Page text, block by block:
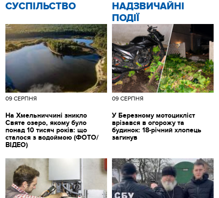
CУСПІЛЬСТВО
09 СЕРПНЯ
На Хмельниччині зникло
Святе озеро, якому було
понад 10 тисяч років: що
сталося з водоймою (ФОТО/
ВІДЕО)
НАДЗВИЧАЙНІ
ПОДІЇ
09 СЕРПНЯ
У Березному мотоцикліст
врізався в огорожу та
будинок: 18-річний хлопець
загинув